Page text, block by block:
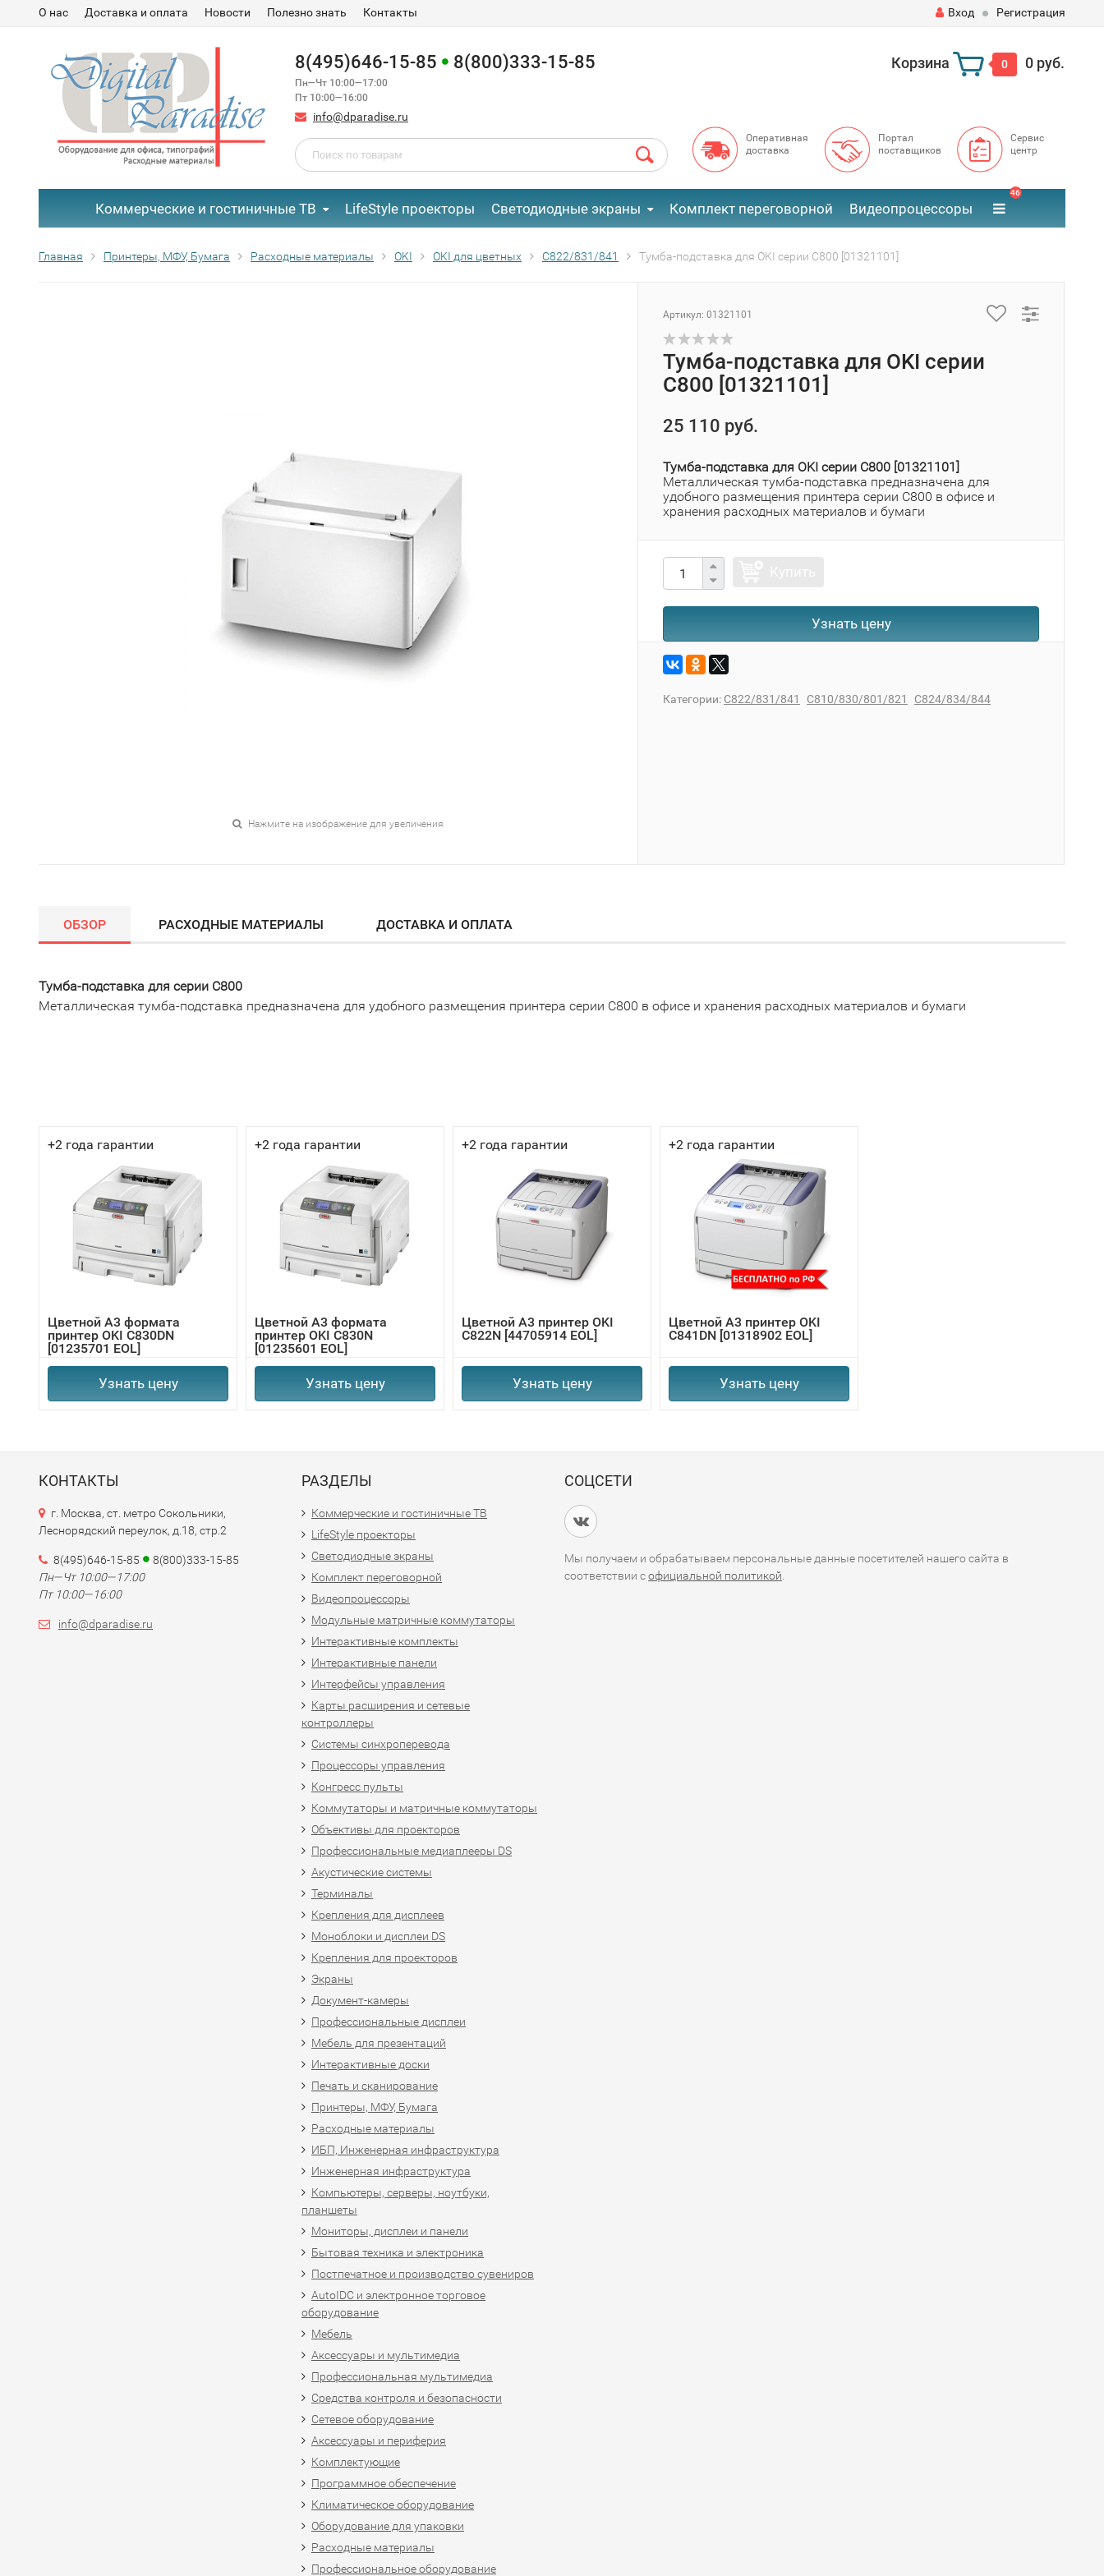
О нас Доставка и оплата Новости Полезно знать Контакты Вход Регистрация
8(495)646-15-85 8(800)333-15-85
Пн—Чт 10:00—17:00
Пт 10:00—16:00
info@dparadise.ru
Корзина 0 0 руб.
Оперативная
доставка
Портал
поставщиков
Сервис
центр
Коммерческие и гостиничные ТВ LifeStyle проекторы Светодиодные экраны Комплект переговорной Видеопроцессоры
46
Главная Принтеры, МФУ, Бумага Расходные материалы OKI OKI для цветных C822/831/841 Тумба-подставка для OKI серии C800 [01321101]
Нажмите на изображение для увеличения
Артикул: 01321101
Тумба-подставка для OKI серии
C800 [01321101]
25 110 руб.
Тумба-подставка для OKI серии C800 [01321101]
Металлическая тумба-подставка предназначена для
удобного размещения принтера серии C800 в офисе и
хранения расходных материалов и бумаги
Узнать цену
Категории: C822/831/841 C810/830/801/821 C824/834/844
ОБЗОР РАСХОДНЫЕ МАТЕРИАЛЫ ДОСТАВКА И ОПЛАТА
Тумба-подставка для серии C800
Металлическая тумба-подставка предназначена для удобного размещения принтера серии C800 в офисе и хранения расходных материалов и бумаги
+2 года гарантии
Цветной А3 формата
принтер OKI C830DN
[01235701 EOL]
Узнать цену
+2 года гарантии
Цветной А3 формата
принтер OKI C830N
[01235601 EOL]
Узнать цену
+2 года гарантии
Цветной А3 принтер OKI
C822N [44705914 EOL]
Узнать цену
+2 года гарантии
Цветной А3 принтер OKI
C841DN [01318902 EOL]
Узнать цену
КОНТАКТЫ
г. Москва, ст. метро Сокольники,
Леснорядский переулок, д.18, стр.2
8(495)646-15-85
8(800)333-15-85
Пн—Чт 10:00—17:00
Пт 10:00—16:00
info@dparadise.ru
РАЗДЕЛЫ
Коммерческие и гостиничные ТВ
LifeStyle проекторы
Светодиодные экраны
Комплект переговорной
Видеопроцессоры
Модульные матричные коммутаторы
Интерактивные комплекты
Интерактивные панели
Интерфейсы управления
Карты расширения и сетевые
контроллеры
Системы синхроперевода
Процессоры управления
Конгресс пульты
Коммутаторы и матричные коммутаторы
Объективы для проекторов
Профессиональные медиаплееры DS
Акустические системы
Терминалы
Крепления для дисплеев
Моноблоки и дисплеи DS
Крепления для проекторов
Экраны
Документ-камеры
Профессиональные дисплеи
Мебель для презентаций
Интерактивные доски
Печать и сканирование
Принтеры, МФУ, Бумага
Расходные материалы
ИБП, Инженерная инфраструктура
Инженерная инфраструктура
Компьютеры, серверы, ноутбуки,
планшеты
Мониторы, дисплеи и панели
Бытовая техника и электроника
Постпечатное и производство сувениров
AutoIDC и электронное торговое
оборудование
Мебель
Аксессуары и мультимедиа
Профессиональная мультимедиа
Средства контроля и безопасности
Сетевое оборудование
Аксессуары и периферия
Комплектующие
Программное обеспечение
Климатическое оборудование
Оборудование для упаковки
Расходные материалы
Профессиональное оборудование
СОЦСЕТИ
Мы получаем и обрабатываем персональные данные посетителей нашего сайта в
соответствии софициальной политикой